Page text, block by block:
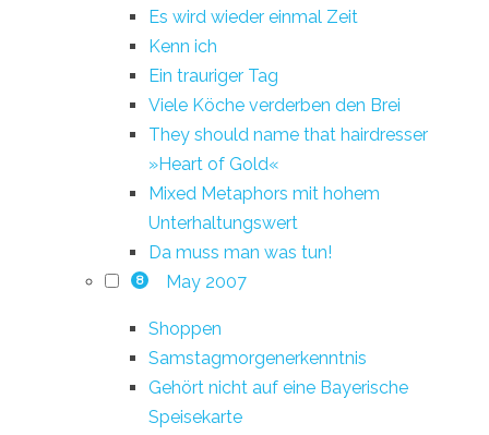
Es wird wieder einmal Zeit
Kenn ich
Ein trauriger Tag
Viele Köche verderben den Brei
They should name that hairdresser
»Heart of Gold«
Mixed Metaphors mit hohem
Unterhaltungswert
Da muss man was tun!
8 May 2007
Shoppen
Samstagmorgenerkenntnis
Gehört nicht auf eine Bayerische
Speisekarte